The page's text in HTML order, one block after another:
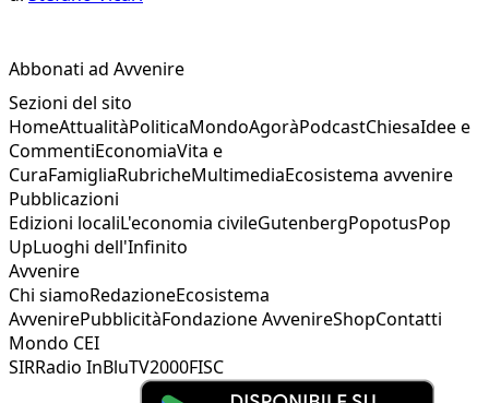
Abbonati ad Avvenire
Sezioni del sito
HomeAttualitàPoliticaMondoAgoràPodcastChiesaIdee e
CommentiEconomiaVita e
CuraFamigliaRubricheMultimediaEcosistema avvenire
Pubblicazioni
Edizioni localiL'economia civileGutenbergPopotusPop
UpLuoghi dell'Infinito
Avvenire
Chi siamoRedazioneEcosistema
AvvenirePubblicitàFondazione AvvenireShopContatti
Mondo CEI
SIRRadio InBluTV2000FISC